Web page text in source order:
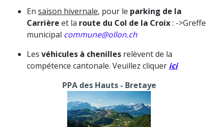
En saison hivernale, pour le parking de la
Carrière et la route du Col de la Croix: ->Greffe
municipal commune@ollon.ch
Les véhicules à chenilles relèvent de la
compétence cantonale. Veuillez cliquer ici
PPA des Hauts - Bretaye